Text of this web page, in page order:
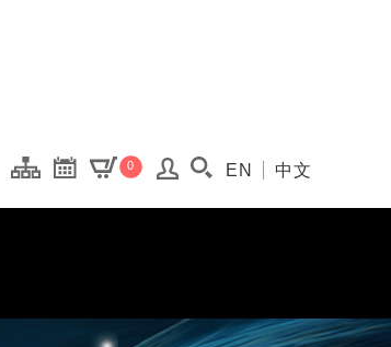
0 搜尋(開啟搜尋視窗)
EN 中文